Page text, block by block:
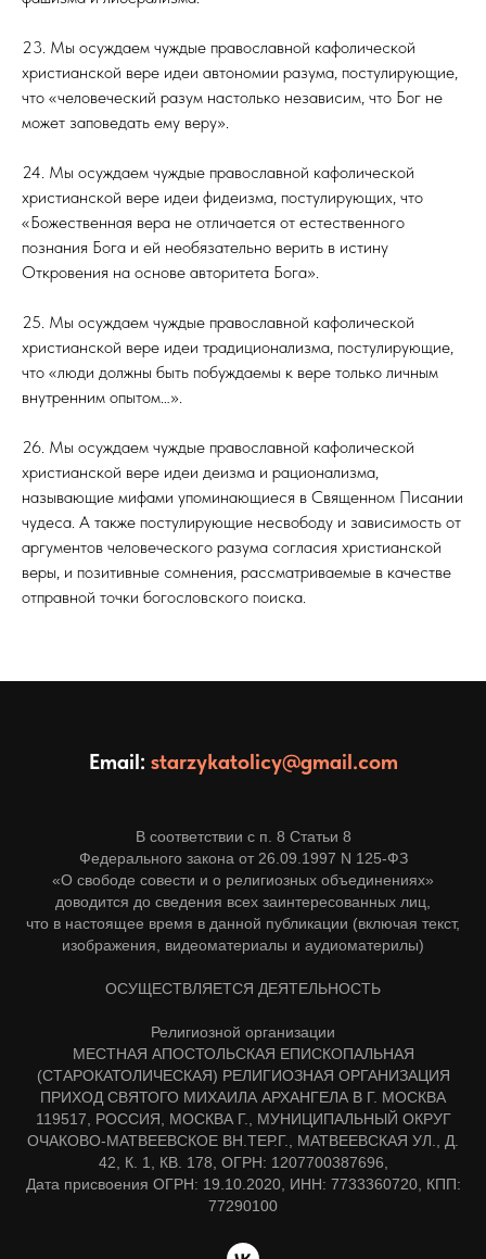
23. Мы осуждаем чуждые православной кафолической
христианской вере идеи автономии разума, постулирующие,
что «человеческий разум настолько независим, что Бог не
может заповедать ему веру».
24. Мы осуждаем чуждые православной кафолической
христианской вере идеи фидеизма, постулирующих, что
«Божественная вера не отличается от естественного
познания Бога и ей необязательно верить в истину
Откровения на основе авторитета Бога».
25. Мы осуждаем чуждые православной кафолической
христианской вере идеи традиционализма, постулирующие,
что «люди должны быть побуждаемы к вере только личным
внутренним опытом…».
26. Мы осуждаем чуждые православной кафолической
христианской вере идеи деизма и рационализма,
называющие мифами упоминающиеся в Священном Писании
чудеса. А также постулирующие несвободу и зависимость от
аргументов человеческого разума согласия христианской
веры, и позитивные сомнения, рассматриваемые в качестве
отправной точки богословского поиска.
Email: starzykatolicy@gmail.com
В соответствии с п. 8 Статьи 8
Федерального закона от 26.09.1997 N 125-ФЗ
«О свободе совести и о религиозных объединениях»
доводится до сведения всех заинтересованных лиц,
что в настоящее время в данной публикации (включая текст,
изображения, видеоматериалы и аудиоматерилы)
ОСУЩЕСТВЛЯЕТСЯ ДЕЯТЕЛЬНОСТЬ
Религиозной организации
МЕСТНАЯ АПОСТОЛЬСКАЯ ЕПИСКОПАЛЬНАЯ
(СТАРОКАТОЛИЧЕСКАЯ) РЕЛИГИОЗНАЯ ОРГАНИЗАЦИЯ
ПРИХОД СВЯТОГО МИХАИЛА АРХАНГЕЛА В Г. МОСКВА
119517, РОССИЯ, МОСКВА Г., МУНИЦИПАЛЬНЫЙ ОКРУГ
ОЧАКОВО-МАТВЕЕВСКОЕ ВН.ТЕР.Г., МАТВЕЕВСКАЯ УЛ., Д.
42, К. 1, КВ. 178, ОГРН: 1207700387696,
Дата присвоения ОГРН: 19.10.2020, ИНН: 7733360720, КПП:
77290100